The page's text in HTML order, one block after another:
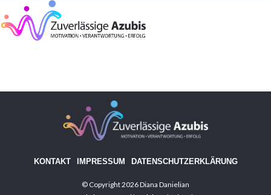
KONTAKT IMPRESSUM DATENSCHUTZERKLÄRUNG
© Copyright2026Diana Danielian